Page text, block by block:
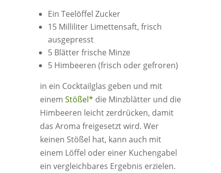
Ein Teelöffel Zucker
15 Milliliter Limettensaft, frisch
ausgepresst
5 Blätter frische Minze
5 Himbeeren (frisch oder gefroren)
in ein Cocktailglas geben und mit
einem Stößel* die Minzblätter und die
Himbeeren leicht zerdrücken, damit
das Aroma freigesetzt wird. Wer
keinen Stößel hat, kann auch mit
einem Löffel oder einer Kuchengabel
ein vergleichbares Ergebnis erzielen.